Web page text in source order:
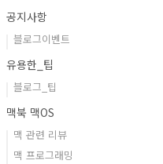
공지사항
블로그이벤트
유용한_팁
블로그_팁
맥북 맥OS
맥 관련 리뷰
맥 프로그래밍